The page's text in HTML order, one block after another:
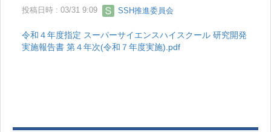
投稿日時 : 03/31 9:09 SSH推進委員会
令和４年度指定 スーパーサイエンスハイスクール 研究開発
実施報告書 第４年次(令和７年度実施).pdf